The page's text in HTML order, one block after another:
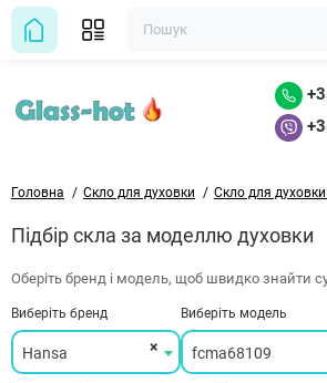
Головна Скло для духовки Скло для
Підбір скла за моделлю духовки
Оберіть бренд і модель, щоб швидко знайти
Виберіть бренд
×
Hansa
Виберіть модель
fcma68109